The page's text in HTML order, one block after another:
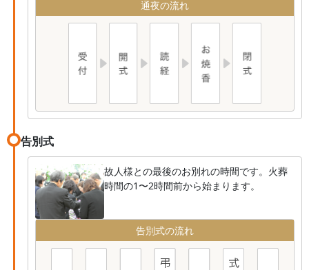
通夜の流れ
告別式
故人様との最後のお別れの時間です。火葬
時間の1〜2時間前から始まります。
告別式の流れ